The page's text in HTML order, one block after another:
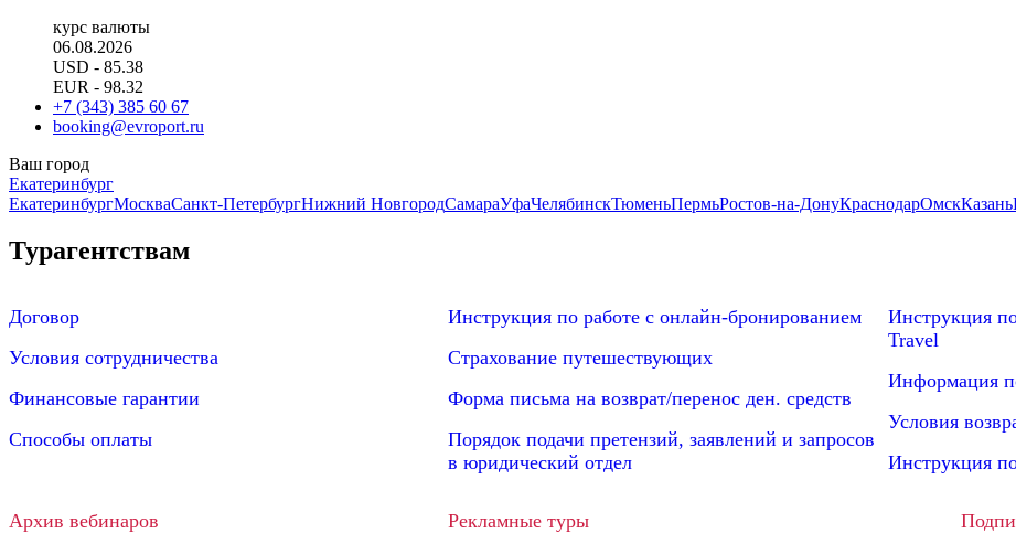
курс валюты
06.08.2026
USD - 85.38
EUR - 98.32
+7 (343) 385 60 67
booking@evroport.ru
Ваш город
Екатеринбург
ЕкатеринбургМоскваСанкт-ПетербургНижний НовгородСамараУфаЧелябинскТюменьПермьРостов-на-ДонуКраснодарОмскКазань
Турагентствам
Договор
Условия сотрудничества
Финансовые гарантии
Способы оплаты
Инструкция по работе с онлайн-бронированием
Страхование путешествующих
Форма письма на возврат/перенос ден. средств
Порядок подачи претензий, заявлений и запросов
в юридический отдел
Инструкция
Travel
Информация
Условия
Инструкция
Архив вебинаров Рекламные туры